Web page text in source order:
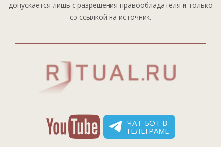
допускается лишь с разрешения правообладателя и только
со ссылкой на источник.
ЧАТ-БОТ В
ТЕЛЕГРАМЕ